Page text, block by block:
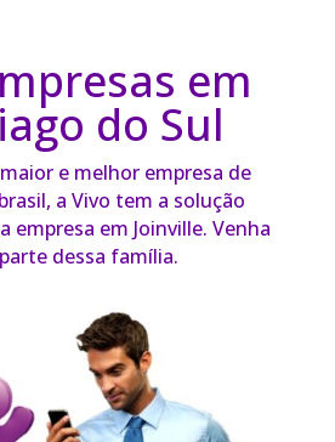
em
do Sul
e melhor empresa de
a Vivo tem a solução
empresa em Joinville. Venha
dessa família.